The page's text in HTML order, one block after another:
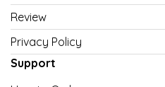
Review
Privacy Policy
Support